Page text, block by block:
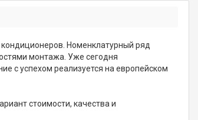
Номенклатурный ряд
монтажа. Уже сегодня
с успехом реализуется на европейском
стоимости, качества и